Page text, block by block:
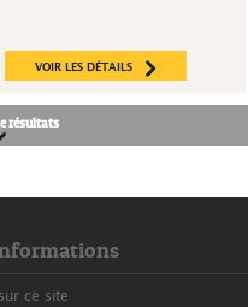
VOIR LES DÉTAILS
résultats
ce site